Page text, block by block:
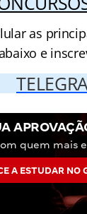
as
e
quem mais
A ESTUDAR NO